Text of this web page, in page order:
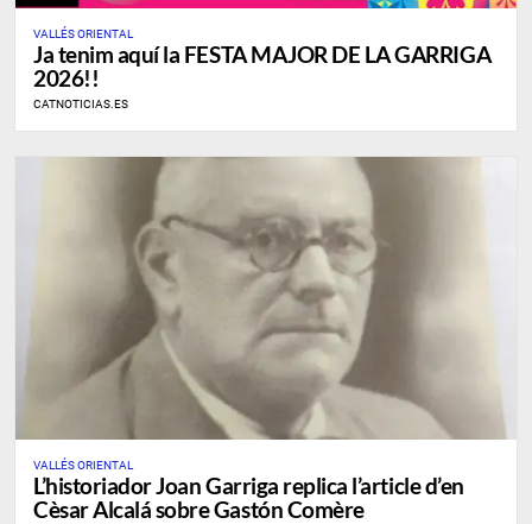
VALLÉS ORIENTAL
Ja tenim aquí la FESTA MAJOR DE LA GARRIGA
2026!!
CATNOTICIAS.ES
VALLÉS ORIENTAL
L’historiador Joan Garriga replica l’article d’en
Cèsar Alcalá sobre Gastón Comère